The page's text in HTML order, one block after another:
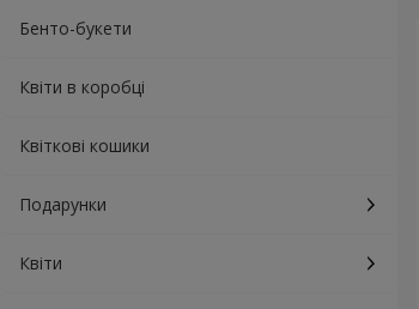
Бенто-букети
Квіти в коробці
Квіткові кошики
Подарунки
Квіти